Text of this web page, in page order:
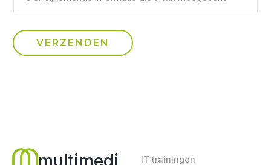
multimedi IT trainingen